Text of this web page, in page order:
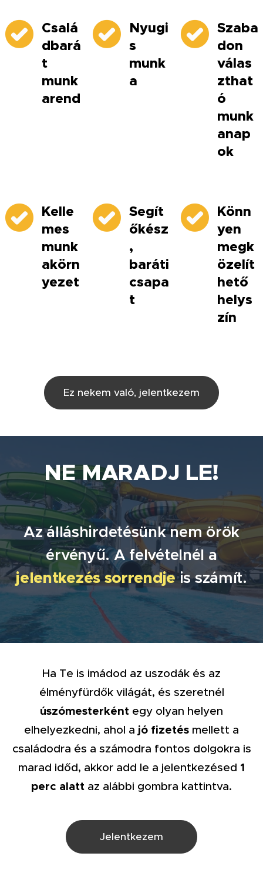
Csalá
dbará
t
munk
arend
Nyugi
s
munk
a
Szaba
don
válas
zthat
ó
munk
anap
ok
Kelle
mes
munk
akörn
yezet
Segít
őkész
,
baráti
csapa
t
Könn
yen
megk
özelít
hető
helys
zín
Ez nekem való, jelentkezem
NE MARADJ LE!
Az álláshirdetésünk nem örök
érvényű. A felvételnél a
jelentkezés sorrendjeis számít.
Ha Te is imádod az uszodák és az
élményfürdők világát, és szeretnél
úszómesterként egy olyan helyen
elhelyezkedni, ahol a jó fizetés mellett a
családodra és a számodra fontos dolgokra is
marad időd, akkor add le a jelentkezésed 1
perc alatt az alábbi gombra kattintva.
Jelentkezem